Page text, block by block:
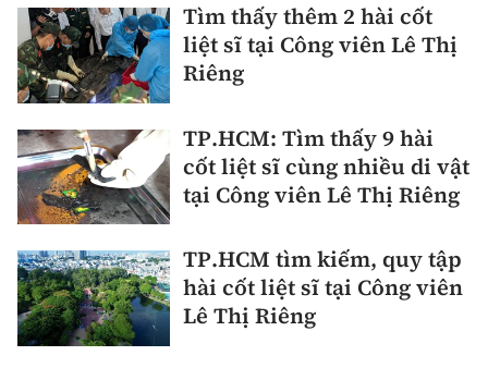
Tìm thấy thêm 2 hài cốt
liệt sĩ tại Công viên Lê Thị
Riêng
TP.HCM: Tìm thấy 9 hài
cốt liệt sĩ cùng nhiều di vật
tại Công viên Lê Thị Riêng
TP.HCM tìm kiếm, quy tập
hài cốt liệt sĩ tại Công viên
Lê Thị Riêng